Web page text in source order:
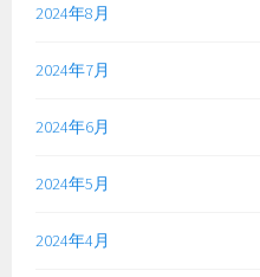
2024年8月
2024年7月
2024年6月
2024年5月
2024年4月